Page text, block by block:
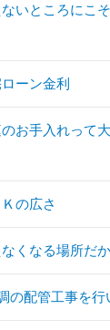
ないところにこ
ーン金利
お手入れって
Ｋの広さ
なくなる場所だ
の配管工事を行